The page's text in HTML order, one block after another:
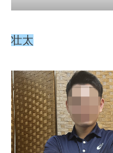
壮太